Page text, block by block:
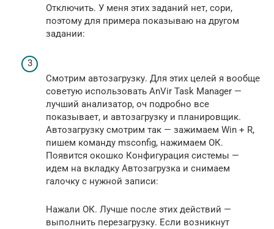
Отключить. У меня этих заданий нет, сори,
поэтому для примера показываю на другом
задании:
Смотрим автозагрузку. Для этих целей я вообще
советую использовать AnVir Task Manager —
лучший анализатор, оч подробно все
показывает, и автозагрузку и планировщик.
Автозагрузку смотрим так — зажимаем Win + R,
пишем команду msconfig, нажимаем ОК.
Появится окошко Конфигурация системы —
идем на вкладку Автозагрузка и снимаем
галочку с нужной записи:
Нажали ОК. Лучше после этих действий —
выполнить перезагрузку. Если возникнут